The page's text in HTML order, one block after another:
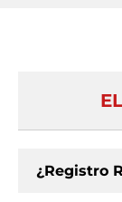
¿Registro